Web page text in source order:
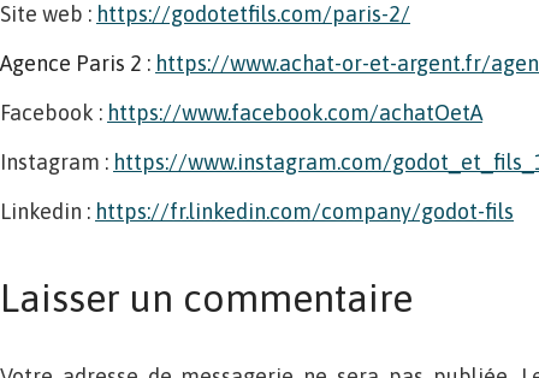
Site web : https://godotetfils.com/paris-2/
Agence Paris 2 : https://www.achat-or-et-argent.fr/
Facebook : https://www.facebook.com/achatOetA
Instagram : https://www.instagram.com/
Linkedin : https://fr.linkedin.com/company/godot-fils
Laisser un commentaire